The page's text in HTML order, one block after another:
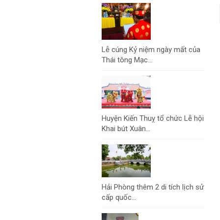
Lễ cúng Kỷ niệm ngày mất của
Thái tông Mạc...
Huyện Kiến Thuỵ tổ chức Lễ hội
Khai bút Xuân...
Hải Phòng thêm 2 di tích lịch sử
cấp quốc...